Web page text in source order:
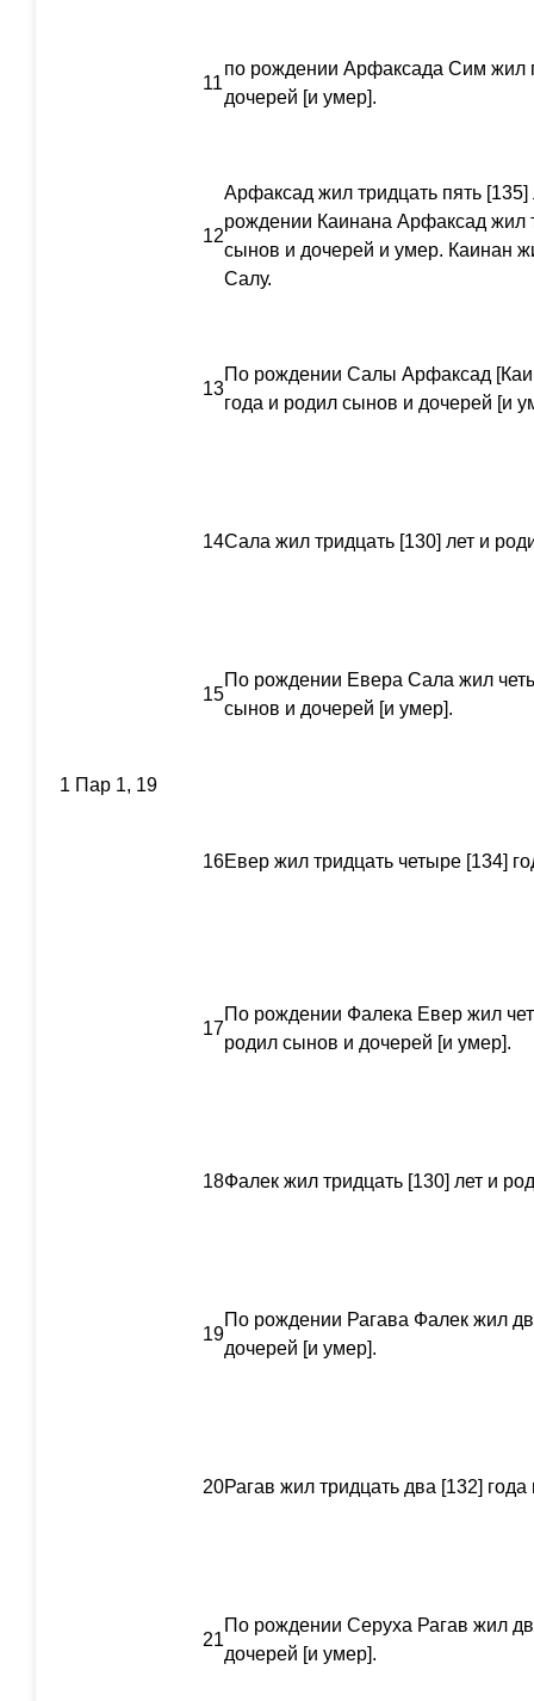
11
по рождении Арфаксада Сим жил
дочерей [и умер].
12
Арфаксад жил тридцать пять
рождении Каинана Арфаксад жил
сынов и дочерей и умер. Каинан
Салу.
13
По рождении Салы Арфаксад
года и родил сынов и дочерей [и
14Сала жил тридцать [130] лет и
15
По рождении Евера Сала жил
сынов и дочерей [и умер].
1 Пар 1, 19
16Евер жил тридцать четыре [134]
17
По рождении Фалека Евер жил
родил сынов и дочерей [и умер].
18Фалек жил тридцать [130] лет и
19
По рождении Рагава Фалек жил
дочерей [и умер].
20Рагав жил тридцать два [132]
21
По рождении Серуха Рагав жил
дочерей [и умер].